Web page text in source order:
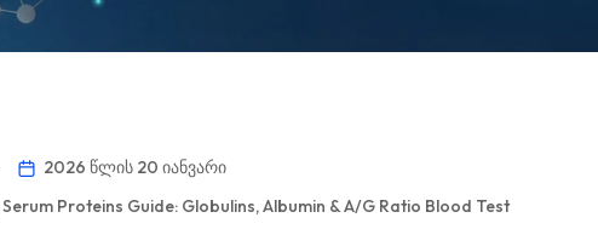
2026 წლის 20 იანვარი
Serum Proteins Guide: Globulins, Albumin & A/G Ratio Blood Test